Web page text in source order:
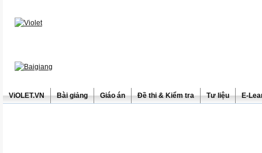
ViOLET.VN Bài giảng Giáo án Đề thi & Kiểm tra Tư liệu E-